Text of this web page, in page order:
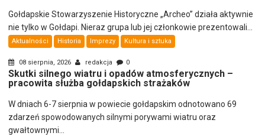
Gołdapskie Stowarzyszenie Historyczne „Archeo” działa aktywnie
nie tylko w Gołdapi. Nieraz grupa lub jej członkowie prezentowali...
Aktualności Historia Imprezy Kultura i sztuka
08 sierpnia, 2026 redakcja 0
Skutki silnego wiatru i opadów atmosferycznych –
pracowita służba gołdapskich strażaków
W dniach 6-7 sierpnia w powiecie gołdapskim odnotowano 69
zdarzeń spowodowanych silnymi porywami wiatru oraz
gwałtownymi...